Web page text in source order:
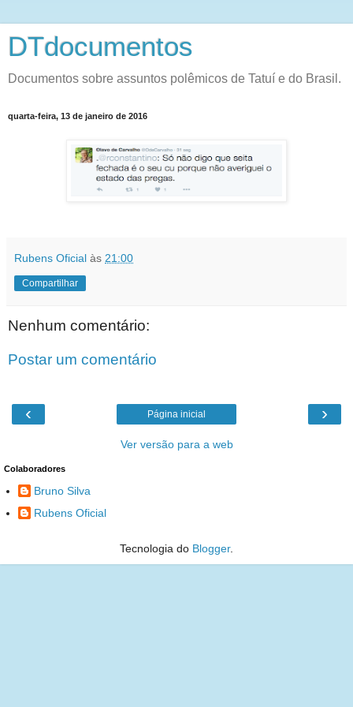
DTdocumentos
Documentos sobre assuntos polêmicos de Tatuí e do Brasil.
quarta-feira, 13 de janeiro de 2016
Rubens Oficial às 21:00
Compartilhar
Nenhum comentário:
Postar um comentário
‹ ›
Página inicial
Ver versão para a web
Colaboradores
Bruno Silva
Rubens Oficial
Tecnologia do Blogger.